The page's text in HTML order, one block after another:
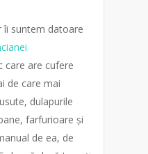
îi suntem datoare
care are cufere
de care mai
dulapurile
farfurioare și
de ea, de